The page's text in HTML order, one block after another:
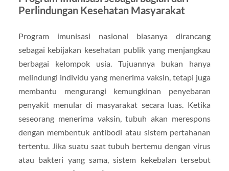
Perlindungan Kesehatan Masyarakat
Program imunisasi nasional biasanya dirancang
sebagai kebijakan kesehatan publik yang menjangkau
berbagai kelompok usia. Tujuannya bukan hanya
melindungi individu yang menerima vaksin, tetapi juga
membantu mengurangi kemungkinan penyebaran
penyakit menular di masyarakat secara luas. Ketika
seseorang menerima vaksin, tubuh akan merespons
dengan membentuk antibodi atau sistem pertahanan
tertentu. Jika suatu saat tubuh bertemu dengan virus
atau bakteri yang sama, sistem kekebalan tersebut